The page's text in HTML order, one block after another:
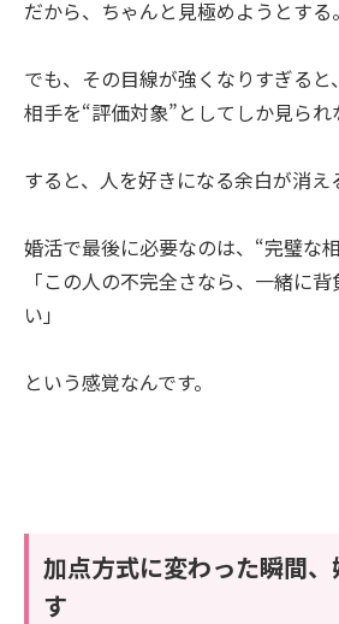
だから、ちゃんと見極めようとする。
でも、その目線が強くなりすぎると、
相手を“評価対象”としてしか見られ
すると、人を好きになる余白が消え
婚活で最後に必要なのは、“完璧な
「この人の不完全さなら、一緒に
い」
という感覚なんです。
加点方式に変わった瞬間
す